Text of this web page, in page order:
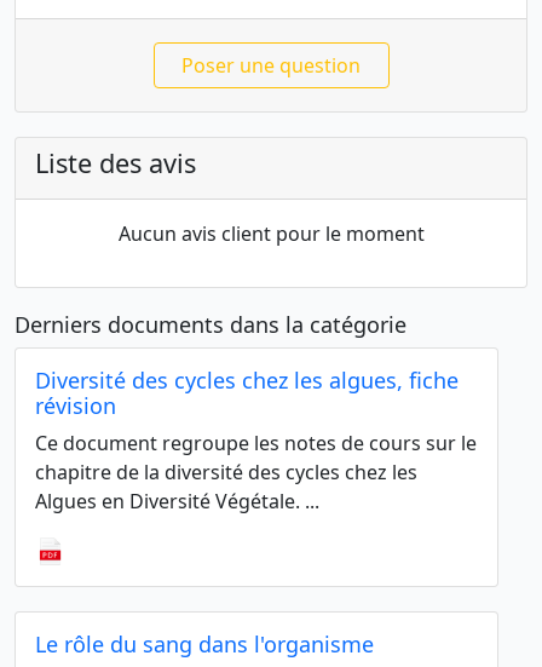
Poser une question
Liste des avis
Aucun avis client pour le moment
Derniers documents dans la catégorie
Diversité des cycles chez les algues, fiche
révision
Ce document regroupe les notes de cours sur le
chapitre de la diversité des cycles chez les
Algues en Diversité Végétale. ...
Le rôle du sang dans l'organisme